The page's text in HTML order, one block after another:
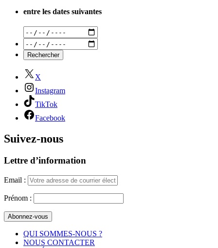
entre les dates suivantes
X
Instagram
TikTok
Facebook
Suivez-nous
Lettre d’information
Email :
Prénom :
QUI SOMMES-NOUS ?
NOUS CONTACTER